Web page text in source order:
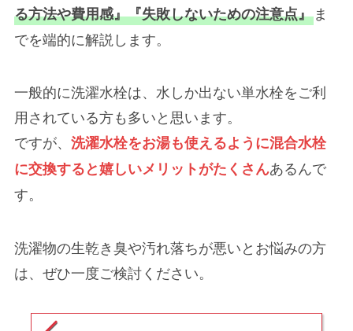
る方法や費用感』『失敗しないための注意点』ま
でを端的に解説します。
一般的に洗濯水栓は、水しか出ない単水栓をご利
用されている方も多いと思います。
ですが、 洗濯水栓をお湯も使えるように混合水栓
に交換すると嬉しいメリットがたくさんあるんで
す。
洗濯物の生乾き臭や汚れ落ちが悪いとお悩みの方
は、ぜひ一度ご検討ください。